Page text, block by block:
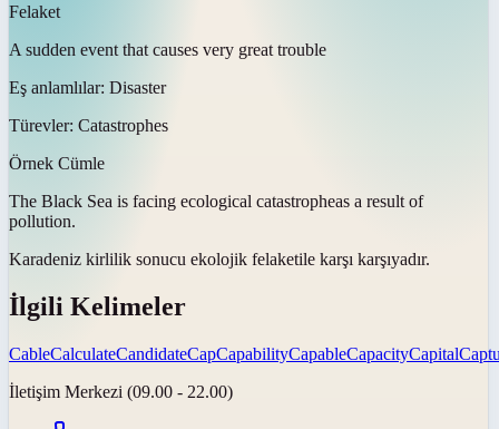
Felaket
A sudden event that causes very great trouble
Eş anlamlılar: Disaster
Türevler: Catastrophes
Örnek Cümle
The Black Sea is facing ecological catastropheas a result of
pollution.
Karadeniz kirlilik sonucu ekolojik felaketile karşı karşıyadır.
İlgili Kelimeler
CableCalculateCandidateCapCapabilityCapableCapacityCapital
İletişim Merkezi (09.00 - 22.00)